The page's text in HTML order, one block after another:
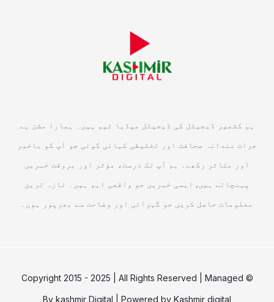
ہم کشمیر ڈیجیٹل کی ڈیجیٹل میڈیا ٹیم ہیں۔ ہمارا مشن ہے
جرات مندانہ صحافت اور تخلیقی کہانی گوئی جو آپ کو باخبر
اور متاثر رکھے۔ ہم آپ تک درست، مؤثر اور بروقت خبریں
پہنچاتے ہیں, ایسی خبریں جو واقعی اہم ہیں۔ تازہ ترین
معلومات حاصل کریں جو گہرائی اور وضاحت سے بھرپور ہوں۔
© Copyright 2015 - 2025 | All Rights Reserved | Managed
By kashmir Digital | Powered by Kashmir digital